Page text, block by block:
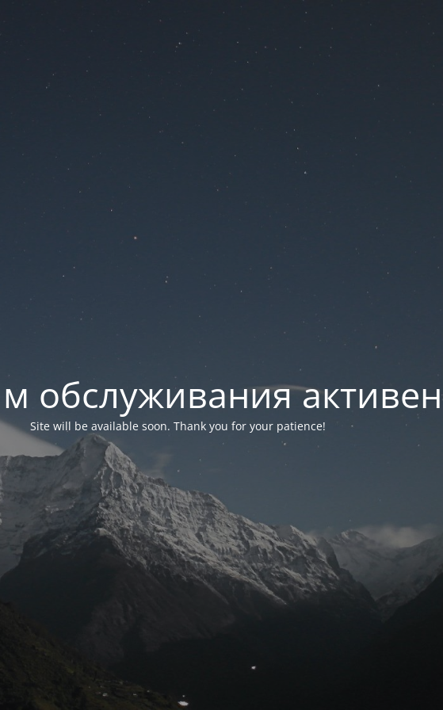
обслуживания активен
Site will be available soon. Thank you for your patience!